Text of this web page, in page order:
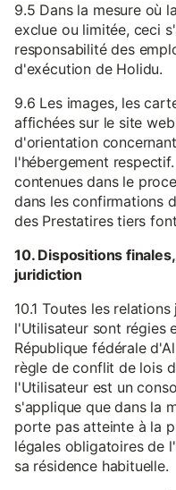
9.5 Dans la mesure où
exclue ou limitée, ceci
responsabilité des
d'exécution de Holidu.
9.6 Les images, les
affichées sur le site
d'orientation
l'hébergement
contenues dans le
dans les confirmations
des Prestatires tiers
10. Dispositions
juridiction
10.1 Toutes les
l'Utilisateur sont régies
République fédérale
règle de conflit de lois
l'Utilisateur est un
s'applique que dans la
porte pas atteinte à la
légales obligatoires de
sa résidence habituelle.